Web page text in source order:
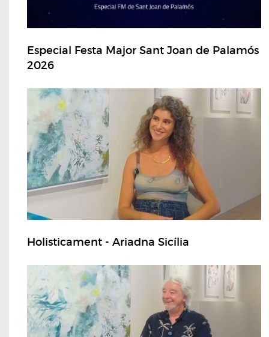
Especial Festa Major Sant Joan de Palamós
2026
Holisticament - Ariadna Sicília